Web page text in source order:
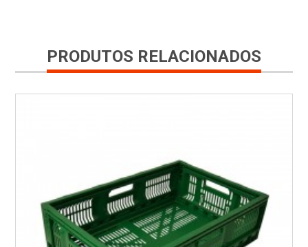
PRODUTOS RELACIONADOS